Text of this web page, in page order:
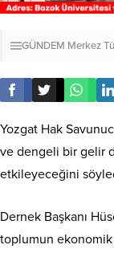
GÜNDEM Merkez
Yozgat Hak
ve dengeli bir gelir
etkileyeceğini
Dernek Başkanı
toplumun ekonomik